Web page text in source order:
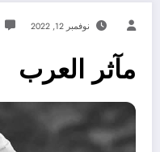
نوفمبر 12, 2022
مآثر العرب